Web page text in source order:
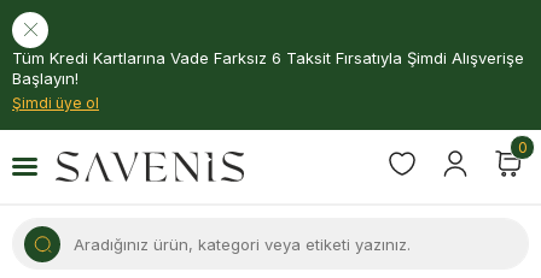
Tüm Kredi Kartlarına Vade Farksız 6 Taksit Fırsatıyla Şimdi Alışverişe
Başlayın!
Şimdi üye ol
0